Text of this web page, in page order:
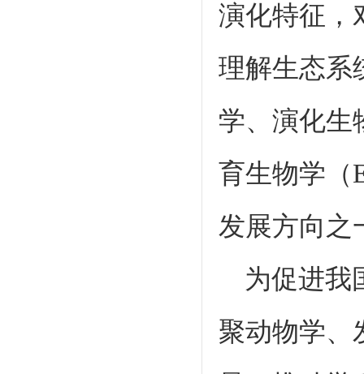
演化特征，
理解生态系
学、演化
育生物学（
发展方向之
为促进我
聚动物学、